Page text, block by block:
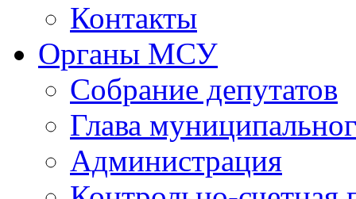
Контакты
Органы МСУ
Собрание депутатов
Глава
Администрация